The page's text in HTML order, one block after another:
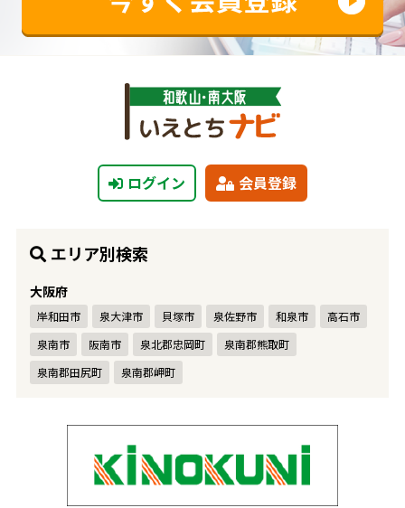
ログイン 会員登録
エリア別検索
大阪府
岸和田市 泉大津市 貝塚市 泉佐野市 和泉市
高石市
泉南市
阪南市 泉北郡忠岡町
泉南郡熊取町
泉南郡田尻町
泉南郡岬町